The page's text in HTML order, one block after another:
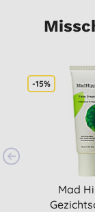
-15%
Mad